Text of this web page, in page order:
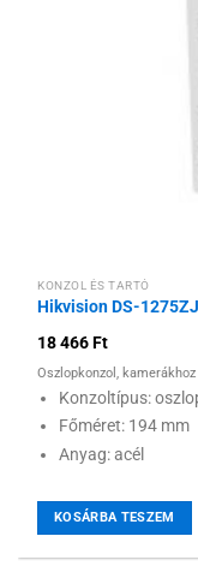
KONZOL ÉS TARTÓ
Hikvision DS-
18 466Ft
Oszlopkonzol,
Konzoltípus:
Főméret: 194 mm
Anyag: acél
KOSÁRBA TESZEM